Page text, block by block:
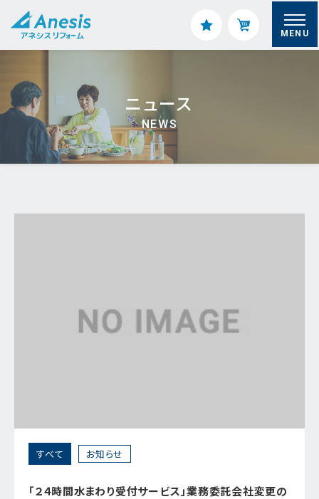
MENU
ニュース
NEWS
すべて お知らせ
「２４時間水まわり受付サービス」業務委託会社変更の